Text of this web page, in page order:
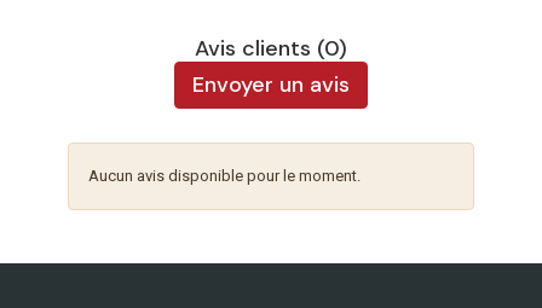
Avis clients (0)
Envoyer un avis
Aucun avis disponible pour le moment.